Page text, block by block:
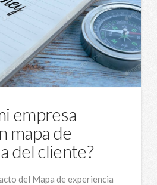
empresa
mapa de
del cliente?
del Mapa de experiencia